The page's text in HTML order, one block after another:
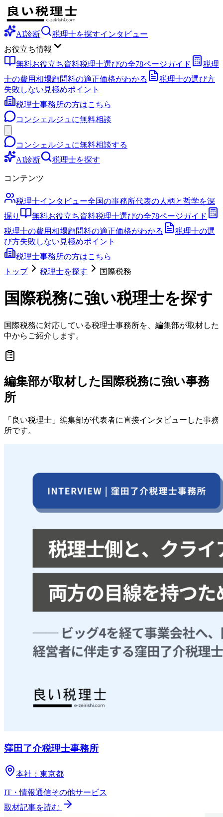
AI診断 税理士を探すインタビュー
お役立ち情報
無料お役立ち資料税理士選びの全78ページガイド
税理
士の費用相場顧問料の適正価格がわかる
税理士の選び方
失敗しない見極めポイント
税理士事務所の方はこちら
コンシェルジュに無料相談
コンシェルジュに無料相談する
AI診断
税理士を探す
コンテンツ
税理士インタビュー全国の事務所代表の人柄と哲学を深
掘り
無料お役立ち資料税理士選びの全78ページガイド
税理士の費用相場顧問料の適正価格がわかる
税理士の選
び方失敗しない見極めポイント
税理士事務所の方はこちら
トップ
税理士を探す 国際税務
国際税務に強い税理士を探す
国際税務に対応している税理士事務所を、編集部が取材した
中からご紹介します。
編集部が取材した 国際税務に強い事務
所
「良い税理士」編集部が代表者に直接インタビューした事務
所です。
窪田了介税理士事務所
本社： 東京都
IT・情報通信その他サービス
取材記事を読む